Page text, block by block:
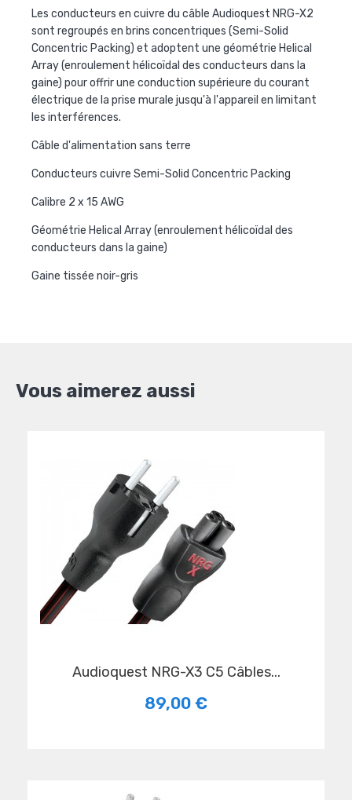
Les conducteurs en cuivre du câble Audioquest NRG-X2
sont regroupés en brins concentriques (Semi-Solid
Concentric Packing) et adoptent une géométrie Helical
Array (enroulement hélicoïdal des conducteurs dans la
gaine) pour offrir une conduction supérieure du courant
électrique de la prise murale jusqu'à l'appareil en limitant
les interférences.
Câble d'alimentation sans terre
Conducteurs cuivre Semi-Solid Concentric Packing
Calibre 2 x 15 AWG
Géométrie Helical Array (enroulement hélicoïdal des
conducteurs dans la gaine)
Gaine tissée noir-gris
Vous aimerez aussi
Audioquest NRG-X3 C5 Câbles...
89,00 €